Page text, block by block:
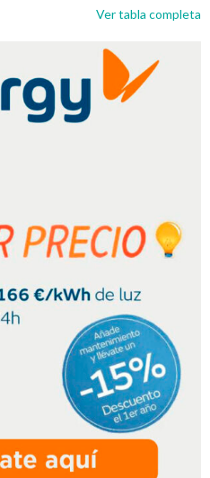
Ver tabla completa